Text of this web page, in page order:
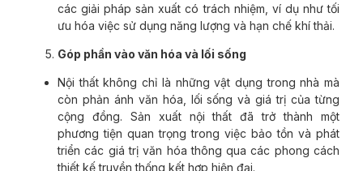
các giải pháp sản xuất có trách nhiệm, ví dụ như tối
ưu hóa việc sử dụng năng lượng và hạn chế khí thải.
Góp phần vào văn hóa và lối sống
Nội thất không chỉ là những vật dụng trong nhà mà
còn phản ánh văn hóa, lối sống và giá trị của từng
cộng đồng. Sản xuất nội thất đã trở thành một
phương tiện quan trọng trong việc bảo tồn và phát
triển các giá trị văn hóa thông qua các phong cách
thiết kế truyền thống kết hợp hiện đại.